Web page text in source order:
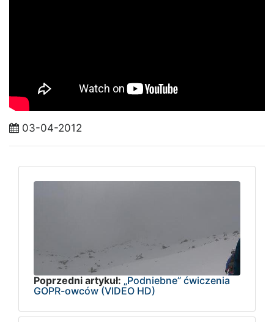
03-04-2012
Poprzedni artykuł: „Podniebne” ćwiczenia
GOPR-owców (VIDEO HD)